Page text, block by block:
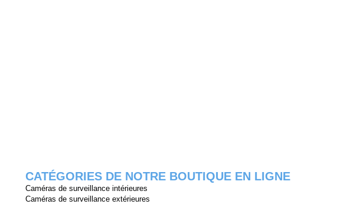
CATÉGORIES DE NOTRE BOUTIQUE EN LIGNE
Caméras de surveillance intérieures
Caméras de surveillance extérieures